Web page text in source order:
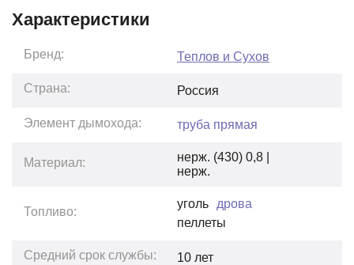
Характеристики
Бренд: Теплов и Сухов
Страна: Россия
Элемент дымохода: труба прямая
Материал:
нерж. (430) 0,8 |
нерж.
Топливо:
уголь
дрова
пеллеты
Средний срок службы: 10 лет